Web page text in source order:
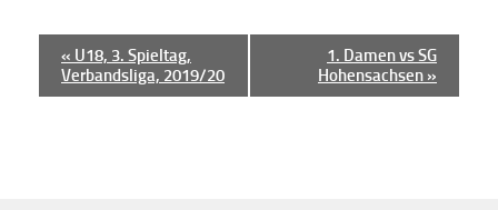
« U18, 3. Spieltag,
Verbandsliga, 2019/20
1. Damen vs SG
Hohensachsen »